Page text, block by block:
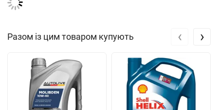
Разом із цим товаром купують ‹ ›